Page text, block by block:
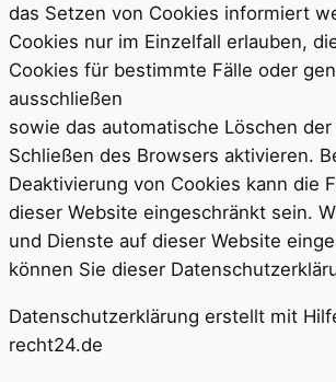
das Setzen von Cookies informiert
Cookies nur im Einzelfall erlauben,
Cookies für bestimmte Fälle oder
ausschließen
sowie das automatische Löschen
Schließen des Browsers aktivieren.
Deaktivierung von Cookies kann die
dieser Website eingeschränkt sein.
und Dienste auf dieser Website
können Sie dieser
Datenschutzerklärung erstellt mit
recht24.de